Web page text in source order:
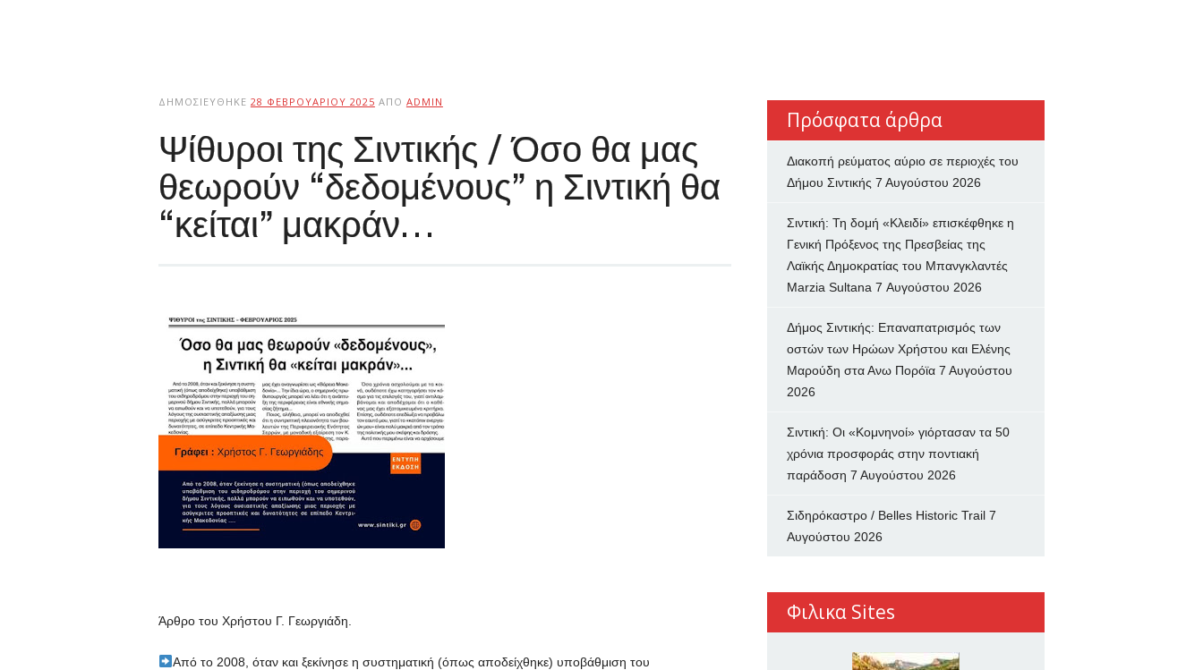
ΔΗΜΟΣΙΕΎΘΗΚΕ 28 ΦΕΒΡΟΥΑΡΊΟΥ 2025 ΑΠΌ ADMIN
Ψίθυροι της Σιντικής / Όσο θα μας
θεωρούν “δεδομένους” η Σιντική θα
“κείται” μακράν…
️Άρθρο του Χρήστου Γ. Γεωργιάδη.
Από το 2008, όταν και ξεκίνησε η συστηματική (όπως αποδείχθηκε) υποβάθμιση του
Πρόσφατα άρθρα
Διακοπή ρεύματος αύριο σε περιοχές του
Δήμου Σιντικής 7 Αυγούστου 2026
Σιντική: Τη δομή «Κλειδί» επισκέφθηκε η
Γενική Πρόξενος της Πρεσβείας της
Λαϊκής Δημοκρατίας του Μπανγκλαντές
Marzia Sultana 7 Αυγούστου 2026
Δήμος Σιντικής: Επαναπατρισμός των
oστών των Ηρώων Χρήστου και Ελένης
Μαρούδη στα Ανω Πορόϊα 7 Αυγούστου
2026
Σιντική: Οι «Κομνηνοί» γιόρτασαν τα 50
χρόνια προσφοράς στην ποντιακή
παράδοση 7 Αυγούστου 2026
Σιδηρόκαστρο / Belles Historic Trail 7
Αυγούστου 2026
Φιλικα Sites